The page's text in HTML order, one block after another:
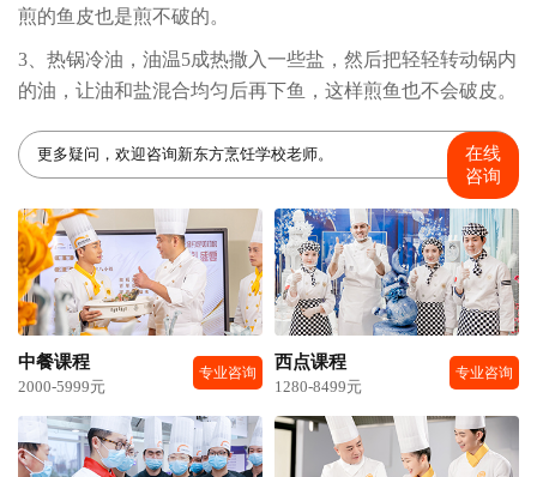
煎的鱼皮也是煎不破的。
3、热锅冷油，油温5成热撒入一些盐，然后把轻轻转动锅内
的油，让油和盐混合均匀后再下鱼，这样煎鱼也不会破皮。
更多疑问，欢迎咨询新东方烹饪学校老师。
在线
咨询
中餐课程
2000-5999元
专业咨询
西点课程
1280-8499元
专业咨询